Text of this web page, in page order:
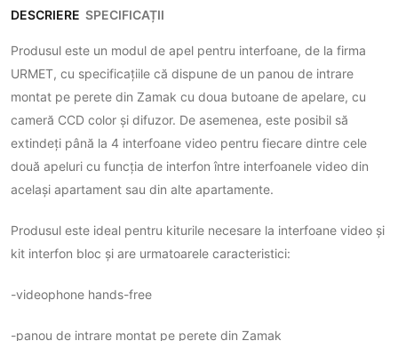
DESCRIERE SPECIFICAȚII
Produsul este un modul de apel pentru interfoane, de la firma
URMET, cu specificațiile că dispune de un panou de intrare
montat pe perete din Zamak cu doua butoane de apelare, cu
cameră CCD color și difuzor. De asemenea, este posibil să
extindeți până la 4 interfoane video pentru fiecare dintre cele
două apeluri cu funcția de interfon între interfoanele video din
același apartament sau din alte apartamente.
Produsul este ideal pentru kiturile necesare la interfoane video și
kit interfon bloc și are urmatoarele caracteristici:
-videophone hands-free
-panou de intrare montat pe perete din Zamak